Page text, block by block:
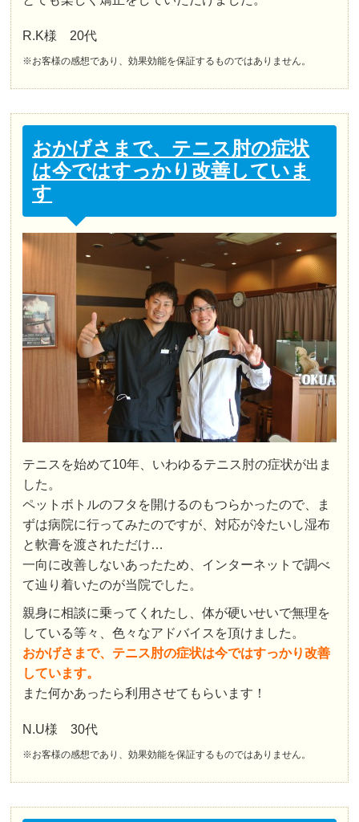
R.K様 20代
※お客様の感想であり、効果効能を保証するものではありません。
おかげさまで、テニス肘の症状
は今ではすっかり改善していま
す
テニスを始めて10年、いわゆるテニス肘の症状が出ま
した。
ペットボトルのフタを開けるのもつらかったので、ま
ずは病院に行ってみたのですが、対応が冷たいし湿布
と軟膏を渡されただけ…
一向に改善しないあったため、インターネットで調べ
て辿り着いたのが当院でした。
親身に相談に乗ってくれたし、体が硬いせいで無理を
している等々、色々なアドバイスを頂けました。
おかげさまで、テニス肘の症状は今ではすっかり改善
しています。
また何かあったら利用させてもらいます！
N.U様 30代
※お客様の感想であり、効果効能を保証するものではありません。